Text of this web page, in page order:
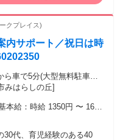
士：1万円 ■未就学児手当
クプレイス)
内サポート／祝日は時
車で5分(大型無料駐車場/
みはらしの丘]
本給：時給 1350円 〜 1650
30代、育児経験のある40